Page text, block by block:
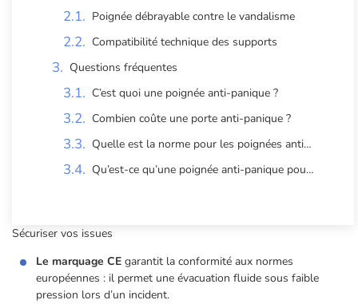
Poignée débrayable contre le vandalisme
Compatibilité technique des supports
Questions fréquentes
C’est quoi une poignée anti-panique ?
Combien coûte une porte anti-panique ?
Quelle est la norme pour les poignées anti-panique ?
Qu’est-ce qu’une poignée anti-panique pour sortie de secours ?
Sécuriser vos issues
Le marquage CE garantit la conformité aux normes
européennes : il permet une évacuation fluide sous faible
pression lors d’un incident.